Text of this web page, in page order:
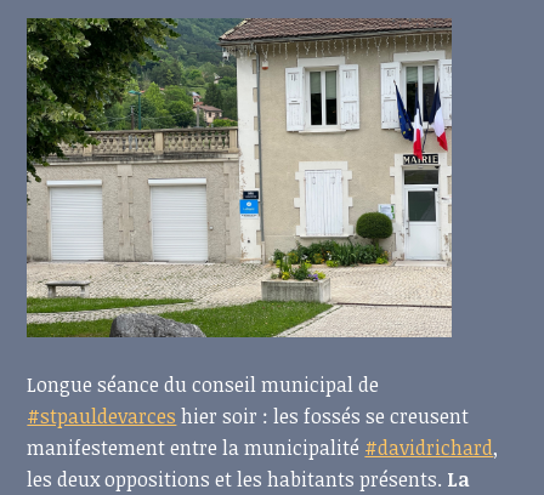
Longue séance du conseil municipal de
#stpauldevarces hier soir : les fossés se creusent
manifestement entre la municipalité #davidrichard,
les deux oppositions et les habitants présents. La